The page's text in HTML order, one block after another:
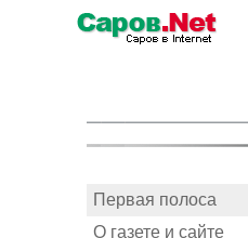
Первая полоса
О газете и сайте